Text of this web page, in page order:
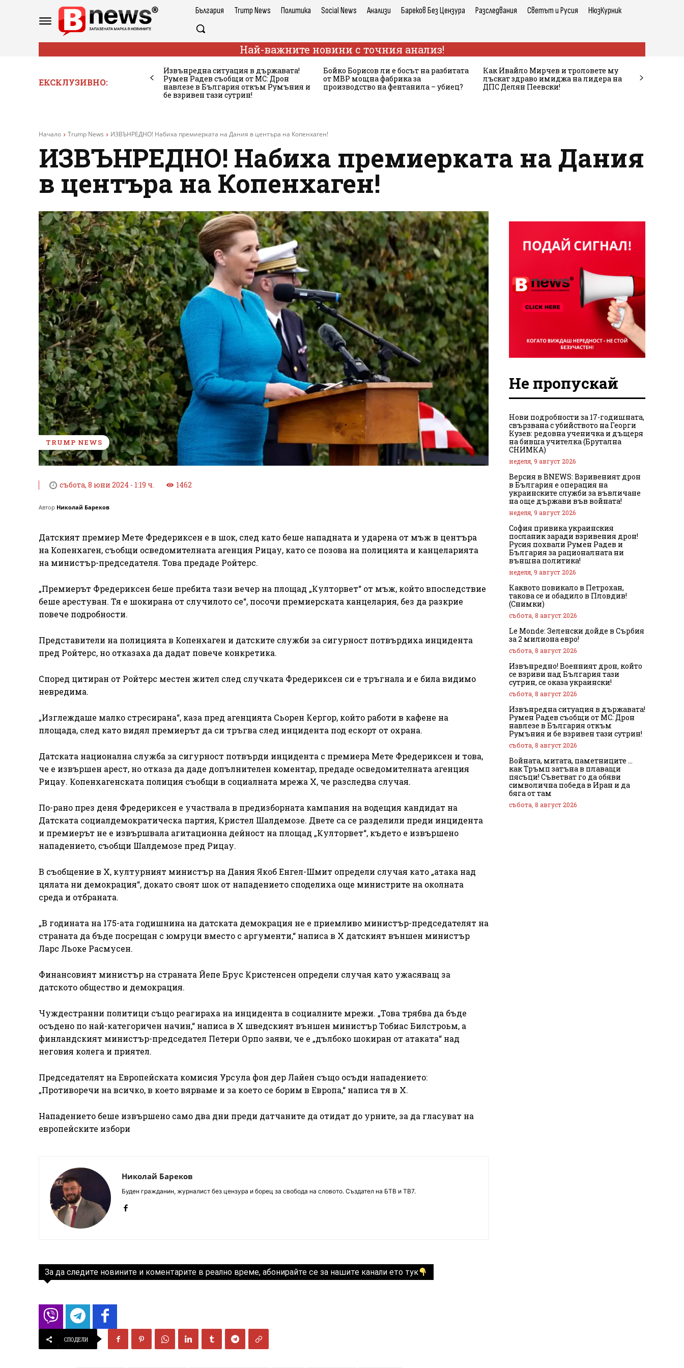
България Trump News Политика Social News Анализи Бареков Без Цензура Разследвания Светът и Русия НюзКурник
Най-важните новини с точния анализ!
ЕКСКЛУЗИВНО:
Извънредна ситуация в държавата!
Румен Радев съобщи от МС: Дрон
навлезе в България откъм Румъния и
бе взривен тази сутрин!
Бойко Борисов ли е босът на разбитата
от МВР мощна фабрика за
производство на фентанила – убиец?
Как Ивайло Мирчев и троловете му
лъскат здраво имиджа на лидера на
ДПС Делян Пеевски!
Начало Trump News ИЗВЪНРЕДНО! Набиха премиерката на Дания в центъра на Копенхаген!
ИЗВЪНРЕДНО! Набиха премиерката на Дания
в центъра на Копенхаген!
TRUMP NEWS
събота, 8 юни 2024 - 1:19 ч. 1462
Автор Николай Бареков
Датският премиер Мете Фредериксен е в шок, след като беше нападната и ударена от мъж в центъра
на Копенхаген, съобщи осведомителната агенция Рицау, като се позова на полицията и канцеларията
на министър-председателя. Това предаде Ройтерс.
„Премиерът Фредериксен беше пребита тази вечер на площад „Култорвет“ от мъж, който впоследствие
беше арестуван. Тя е шокирана от случилото се“, посочи премиерската канцелария, без да разкрие
повече подробности.
Представители на полицията в Копенхаген и датските служби за сигурност потвърдиха инцидента
пред Ройтерс, но отказаха да дадат повече конкретика.
Според цитиран от Ройтерс местен жител след случката Фредериксен си е тръгнала и е била видимо
невредима.
„Изглеждаше малко стресирана“, каза пред агенцията Сьорен Кергор, който работи в кафене на
площада, след като видял премиерът да си тръгва след инцидента под ескорт от охрана.
Датската национална служба за сигурност потвърди инцидента с премиера Мете Фредериксен и това,
че е извършен арест, но отказа да даде допълнителен коментар, предаде осведомителната агенция
Рицау. Копенхагенската полиция съобщи в социалната мрежа X, че разследва случая.
По-рано през деня Фредериксен е участвала в предизборната кампания на водещия кандидат на
Датската социалдемократическа партия, Кристел Шалдемозе. Двете са се разделили преди инцидента
и премиерът не е извършвала агитационна дейност на площад „Култорвет“, където е извършено
нападението, съобщи Шалдемозе пред Рицау.
В съобщение в X, културният министър на Дания Якоб Енгел-Шмит определи случая като „атака над
цялата ни демокрация“, докато своят шок от нападението споделиха още министрите на околната
среда и отбраната.
„В годината на 175-ата годишнина на датската демокрация не е приемливо министър-председателят на
страната да бъде посрещан с юмруци вместо с аргументи,“ написа в X датският външен министър
Ларс Льоке Расмусен.
Финансовият министър на страната Йепе Брус Кристенсен определи случая като ужасяващ за
датското общество и демокрация.
Чуждестранни политици също реагираха на инцидента в социалните мрежи. „Това трябва да бъде
осъдено по най-категоричен начин,“ написа в X шведският външен министър Тобиас Билстроьм, а
финландският министър-председател Петери Орпо заяви, че е „дълбоко шокиран от атаката“ над
неговия колега и приятел.
Председателят на Европейската комисия Урсула фон дер Лайен също осъди нападението:
„Противоречи на всичко, в което вярваме и за което се борим в Европа,“ написа тя в X.
Нападението беше извършено само два дни преди датчаните да отидат до урните, за да гласуват на
европейските избори
Николай Бареков
Буден гражданин, журналист без цензура и борец за свобода на словото. Създател на БТВ и ТВ7.
За да следите новините и коментарите в реално време, абонирайте се за нашите канали ето тук
СПОДЕЛИ
Не пропускай
Нови подробности за 17-годишната,
свързвана с убийството на Георги
Кузев: редовна ученичка и дъщеря
на бивша учителка (Брутална
СНИМКА)
неделя, 9 август 2026
Версия в BNEWS: Взривеният дрон
в България е операция на
украинските служби за въвличане
на още държави във войната!
неделя, 9 август 2026
София привика украинския
посланик заради взривения дрон!
Русия похвали Румен Радев и
България за рационалната ни
външна политика!
неделя, 9 август 2026
Каквото повикало в Петрохан,
такова се и обадило в Пловдив!
(Снимки)
събота, 8 август 2026
Le Monde: Зеленски дойде в Сърбия
за 2 милиона евро!
събота, 8 август 2026
Извънредно! Военният дрон, който
се взриви над България тази
сутрин, се оказа украински!
събота, 8 август 2026
Извънредна ситуация в държавата!
Румен Радев съобщи от МС: Дрон
навлезе в България откъм
Румъния и бе взривен тази сутрин!
събота, 8 август 2026
Войната, митата, паметниците …
как Тръмп затъна в плаващи
пясъци! Съветват го да обяви
символична победа в Иран и да
бяга от там
събота, 8 август 2026